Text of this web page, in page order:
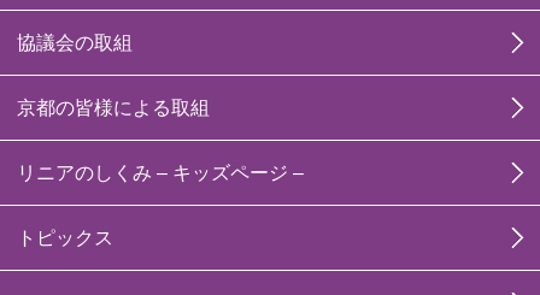
協議会の取組
京都の皆様による取組
リニアのしくみ – キッズページ –
トピックス